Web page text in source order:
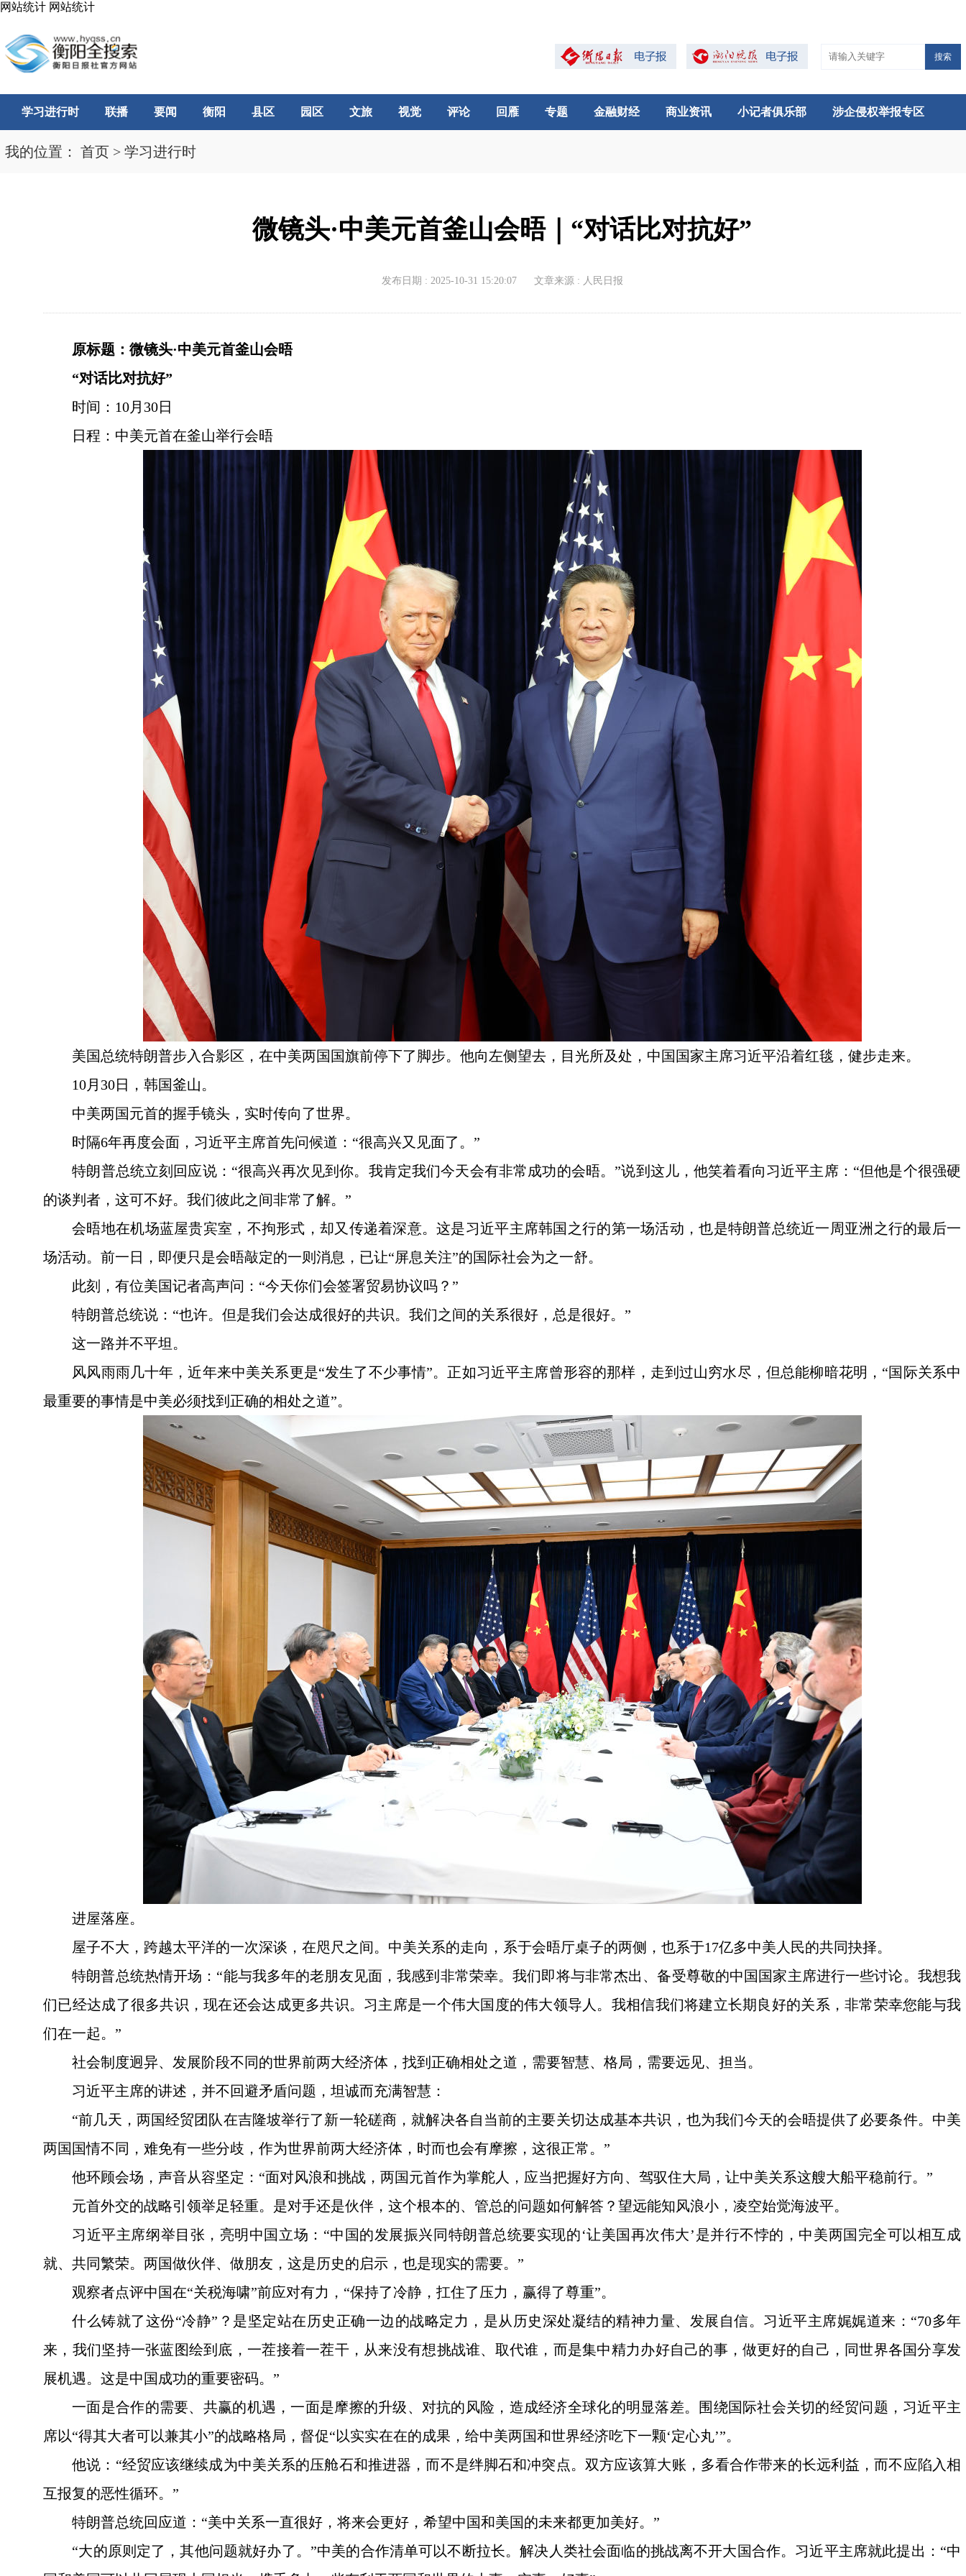
网站统计 网站统计
搜索
学习进行时 联播 要闻 衡阳 县区 园区 文旅 视觉 评论 回雁 专题 金融财经 商业资讯 小记者俱乐部 涉企侵权举报专区
我的位置： 首页 > 学习进行时
微镜头·中美元首釜山会晤｜“对话比对抗好”‍‍
发布日期 : 2025-10-31 15:20:07 文章来源 : 人民日报
原标题：微镜头·中美元首釜山会晤
“对话比对抗好”
时间：10月30日
日程：中美元首在釜山举行会晤
美国总统特朗普步入合影区，在中美两国国旗前停下了脚步。他向左侧望去，目光所及处，中国国家主席习近平沿着红毯，健步走来。
10月30日，韩国釜山。
中美两国元首的握手镜头，实时传向了世界。
时隔6年再度会面，习近平主席首先问候道：“很高兴又见面了。”
特朗普总统立刻回应说：“很高兴再次见到你。我肯定我们今天会有非常成功的会晤。”说到这儿，他笑着看向习近平主席：“但他是个很强硬
的谈判者，这可不好。我们彼此之间非常了解。”
会晤地在机场蓝屋贵宾室，不拘形式，却又传递着深意。这是习近平主席韩国之行的第一场活动，也是特朗普总统近一周亚洲之行的最后一
场活动。前一日，即便只是会晤敲定的一则消息，已让“屏息关注”的国际社会为之一舒。
此刻，有位美国记者高声问：“今天你们会签署贸易协议吗？”
特朗普总统说：“也许。但是我们会达成很好的共识。我们之间的关系很好，总是很好。”
这一路并不平坦。
风风雨雨几十年，近年来中美关系更是“发生了不少事情”。正如习近平主席曾形容的那样，走到过山穷水尽，但总能柳暗花明，“国际关系中
最重要的事情是中美必须找到正确的相处之道”。
进屋落座。
屋子不大，跨越太平洋的一次深谈，在咫尺之间。中美关系的走向，系于会晤厅桌子的两侧，也系于17亿多中美人民的共同抉择。
特朗普总统热情开场：“能与我多年的老朋友见面，我感到非常荣幸。我们即将与非常杰出、备受尊敬的中国国家主席进行一些讨论。我想我
们已经达成了很多共识，现在还会达成更多共识。习主席是一个伟大国度的伟大领导人。我相信我们将建立长期良好的关系，非常荣幸您能与我
们在一起。”
社会制度迥异、发展阶段不同的世界前两大经济体，找到正确相处之道，需要智慧、格局，需要远见、担当。
习近平主席的讲述，并不回避矛盾问题，坦诚而充满智慧：
“前几天，两国经贸团队在吉隆坡举行了新一轮磋商，就解决各自当前的主要关切达成基本共识，也为我们今天的会晤提供了必要条件。中美
两国国情不同，难免有一些分歧，作为世界前两大经济体，时而也会有摩擦，这很正常。”
他环顾会场，声音从容坚定：“面对风浪和挑战，两国元首作为掌舵人，应当把握好方向、驾驭住大局，让中美关系这艘大船平稳前行。”
元首外交的战略引领举足轻重。是对手还是伙伴，这个根本的、管总的问题如何解答？望远能知风浪小，凌空始觉海波平。
习近平主席纲举目张，亮明中国立场：“中国的发展振兴同特朗普总统要实现的‘让美国再次伟大’是并行不悖的，中美两国完全可以相互成
就、共同繁荣。两国做伙伴、做朋友，这是历史的启示，也是现实的需要。”
观察者点评中国在“关税海啸”前应对有力，“保持了冷静，扛住了压力，赢得了尊重”。
什么铸就了这份“冷静”？是坚定站在历史正确一边的战略定力，是从历史深处凝结的精神力量、发展自信。习近平主席娓娓道来：“70多年
来，我们坚持一张蓝图绘到底，一茬接着一茬干，从来没有想挑战谁、取代谁，而是集中精力办好自己的事，做更好的自己，同世界各国分享发
展机遇。这是中国成功的重要密码。”
一面是合作的需要、共赢的机遇，一面是摩擦的升级、对抗的风险，造成经济全球化的明显落差。围绕国际社会关切的经贸问题，习近平主
席以“得其大者可以兼其小”的战略格局，督促“以实实在在的成果，给中美两国和世界经济吃下一颗‘定心丸’”。
他说：“经贸应该继续成为中美关系的压舱石和推进器，而不是绊脚石和冲突点。双方应该算大账，多看合作带来的长远利益，而不应陷入相
互报复的恶性循环。”
特朗普总统回应道：“美中关系一直很好，将来会更好，希望中国和美国的未来都更加美好。”
“大的原则定了，其他问题就好办了。”中美的合作清单可以不断拉长。解决人类社会面临的挑战离不开大国合作。习近平主席就此提出：“中